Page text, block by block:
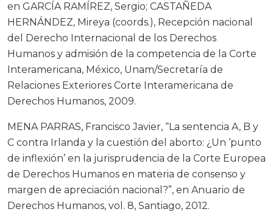
en GARCÍA RAMÍREZ, Sergio; CASTAÑEDA
HERNÁNDEZ, Mireya (coords.), Recepción nacional
del Derecho Internacional de los Derechos
Humanos y admisión de la competencia de la Corte
Interamericana, México, Unam/Secretaría de
Relaciones Exteriores Corte Interamericana de
Derechos Humanos, 2009.
MENA PARRAS, Francisco Javier, “La sentencia A, B y
C contra Irlanda y la cuestión del aborto: ¿Un ‘punto
de inflexión’ en la jurisprudencia de la Corte Europea
de Derechos Humanos en materia de consenso y
margen de apreciación nacional?”, en Anuario de
Derechos Humanos, vol. 8, Santiago, 2012.